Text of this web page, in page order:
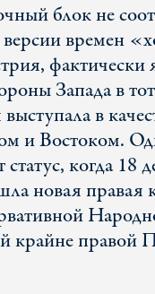
блок не
версии времен
фактически
Запада в
в
и Востоком.
статус, когда 18
новая правая
крайне правой